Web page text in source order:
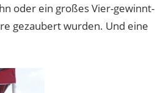
oder ein großes Vier-gewinnt-
gezaubert wurden. Und eine